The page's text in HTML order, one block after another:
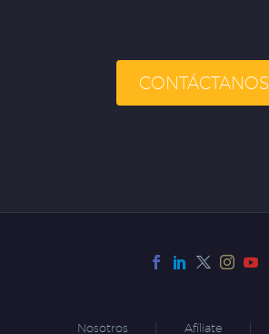
CONTÁCTANOS
Nosotros Afíliate